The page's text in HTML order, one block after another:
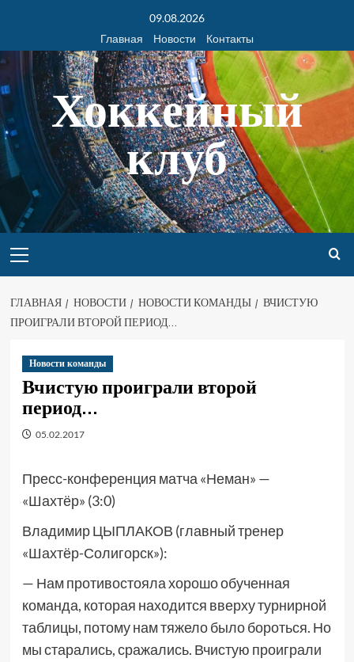
09.08.2026
Главная
Новости Контакты
Хоккейный
клуб
ГЛАВНАЯ НОВОСТИ НОВОСТИ КОМАНДЫ
ВЧИСТУЮ
ПРОИГРАЛИ ВТОРОЙ ПЕРИОД…
Новости команды
Вчистую проиграли второй
период…
05.02.2017
Пресс-конференция матча «Неман» —
«Шахтёр» (3:0)
Владимир ЦЫПЛАКОВ (главный тренер
«Шахтёр-Солигорск»):
— Нам противостояла хорошо обученная
команда, которая находится вверху турнирной
таблицы, потому нам тяжело было бороться. Но
мы старались, сражались. Вчистую проиграли